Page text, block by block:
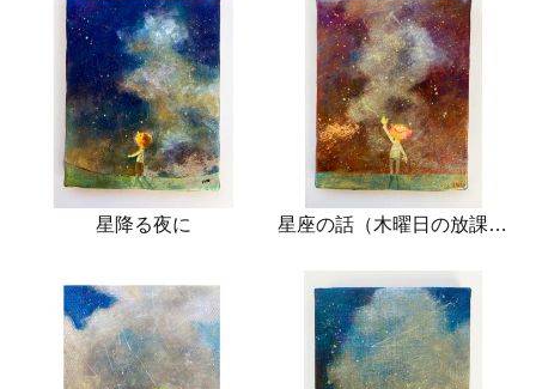
星降る夜に 星座の話（木曜日の放課後）